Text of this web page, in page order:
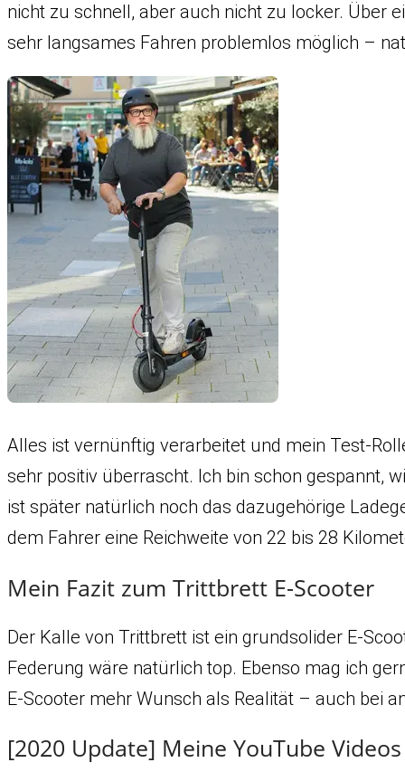
nicht zu schnell, aber auch nicht zu locker. Über
sehr langsames Fahren problemlos möglich –
Alles ist vernünftig verarbeitet und mein Test-
sehr positiv überrascht. Ich bin schon gespannt,
ist später natürlich noch das dazugehörige
dem Fahrer eine Reichweite von 22 bis 28
Mein Fazit zum Trittbrett E-Scooter
Der Kalle von Trittbrett ist ein grundsolider E-
Federung wäre natürlich top. Ebenso mag ich
E-Scooter mehr Wunsch als Realität – auch bei
[2020 Update] Meine YouTube